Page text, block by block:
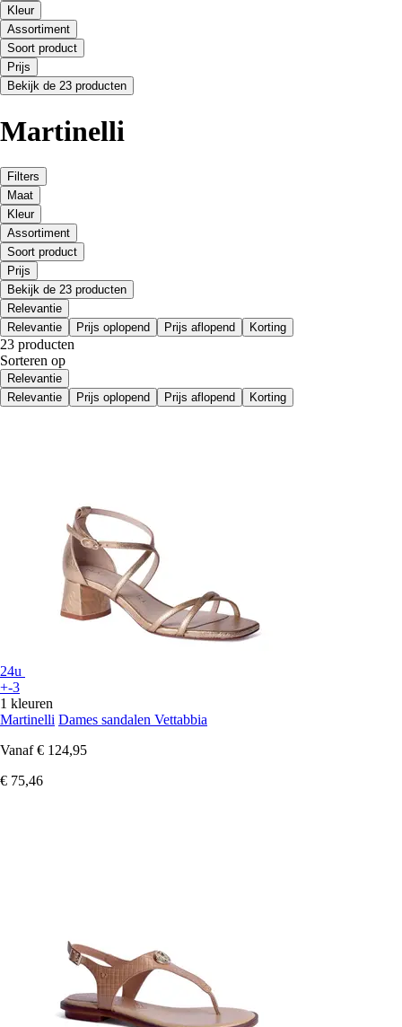
Kleur
Assortiment
Soort product
Prijs
Bekijk de 23 producten
Martinelli
Filters
Maat
Kleur
Assortiment
Soort product
Prijs
Bekijk de 23 producten
Relevantie
Relevantie
Prijs oplopend Prijs aflopend Korting
23 producten
Sorteren op
Relevantie
Relevantie
Prijs oplopend Prijs aflopend Korting
24u
+-3
1 kleuren
Martinelli Dames sandalen Vettabbia
Vanaf € 124,95
€ 75,46